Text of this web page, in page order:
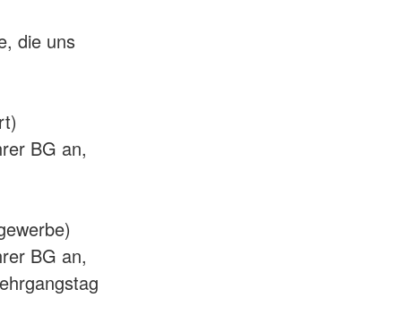
die uns
BG an,
BG an,